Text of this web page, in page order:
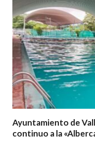
Ayuntamiento de
continuo a la